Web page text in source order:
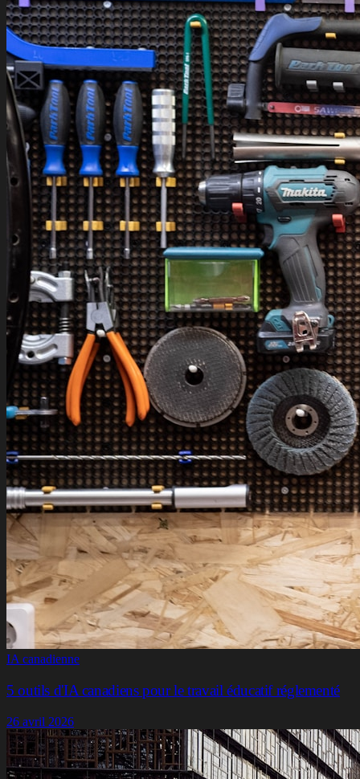
IA canadienne
5 outils d'IA canadiens pour le travail éducatif réglementé
26 avril 2026